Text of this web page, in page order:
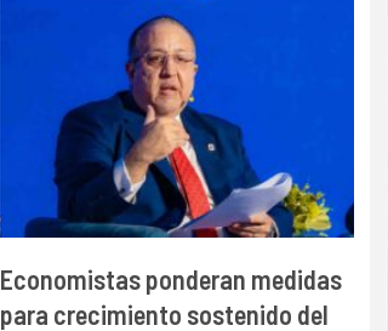
Economistas ponderan medidas
para crecimiento sostenido del